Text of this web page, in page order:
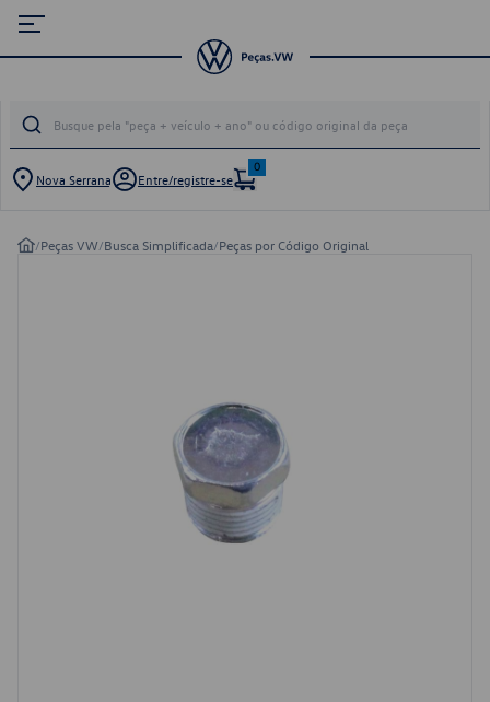
Nova Serrana Entre/registre-se
0
/Peças VW/Busca Simplificada/Peças por Código Original